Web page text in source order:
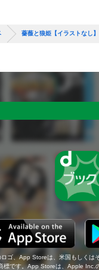
薔薇と狼姫【イラストなし】
ゴ、App Storeは、米国もしくは
標です。App Storeは、Apple Inc.